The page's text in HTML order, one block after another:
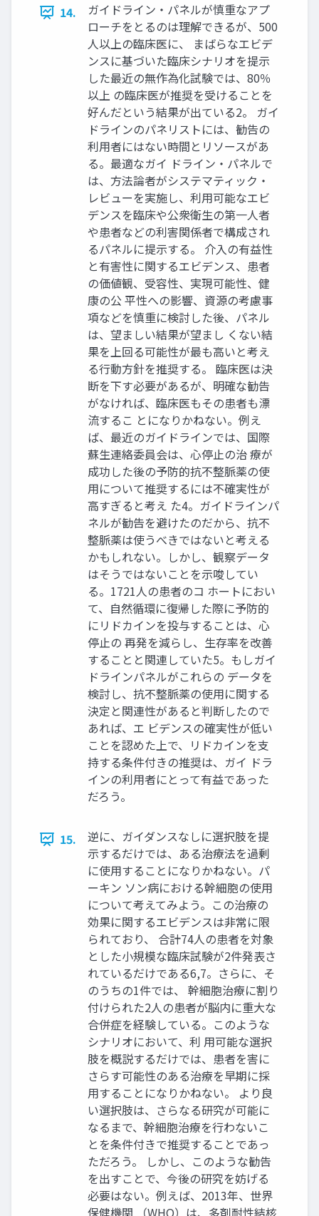
14.
ガイドライン・パネルが慎重なアプ
ローチをとるのは理解できるが、500
人以上の臨床医に、 まばらなエビデ
ンスに基づいた臨床シナリオを提示
した最近の無作為化試験では、80％
以上 の臨床医が推奨を受けることを
好んだという結果が出ている2。 ガイ
ドラインのパネリストには、勧告の
利用者にはない時間とリソースがあ
る。最適なガイ ドライン・パネルで
は、方法論者がシステマティック・
レビューを実施し、利用可能なエビ
デンスを臨床や公衆衛生の第一人者
や患者などの利害関係者で構成され
るパネルに提示する。 介入の有益性
と有害性に関するエビデンス、患者
の価値観、受容性、実現可能性、健
康の公 平性への影響、資源の考慮事
項などを慎重に検討した後、パネル
は、望ましい結果が望まし くない結
果を上回る可能性が最も高いと考え
る行動方針を推奨する。 臨床医は決
断を下す必要があるが、明確な勧告
がなければ、臨床医もその患者も漂
流するこ とになりかねない。例え
ば、最近のガイドラインでは、国際
蘇生連絡委員会は、心停止の治 療が
成功した後の予防的抗不整脈薬の使
用について推奨するには不確実性が
高すぎると考え た4。ガイドラインパ
ネルが勧告を避けたのだから、抗不
整脈薬は使うべきではないと考える
かもしれない。しかし、観察データ
はそうではないことを示唆してい
る。1721人の患者のコ ホートにおい
て、自然循環に復帰した際に予防的
にリドカインを投与することは、心
停止の 再発を減らし、生存率を改善
することと関連していた5。もしガイ
ドラインパネルがこれらの データを
検討し、抗不整脈薬の使用に関する
決定と関連性があると判断したので
あれば、エ ビデンスの確実性が低い
ことを認めた上で、リドカインを支
持する条件付きの推奨は、ガイ ドラ
インの利用者にとって有益であった
だろう。
15.
逆に、ガイダンスなしに選択肢を提
示するだけでは、ある治療法を過剰
に使用することになりかねない。パ
ーキン ソン病における幹細胞の使用
について考えてみよう。この治療の
効果に関するエビデンスは非常に限
られており、 合計74人の患者を対象
とした小規模な臨床試験が2件発表さ
れているだけである6,7。さらに、そ
のうちの1件では、 幹細胞治療に割り
付けられた2人の患者が脳内に重大な
合併症を経験している。このような
シナリオにおいて、利 用可能な選択
肢を概説するだけでは、患者を害に
さらす可能性のある治療を早期に採
用することになりかねない。 より良
い選択肢は、さらなる研究が可能に
なるまで、幹細胞治療を行わないこ
とを条件付きで推奨することであっ
ただろう。 しかし、このような勧告
を出すことで、今後の研究を妨げる
必要はない。例えば、2013年、世界
保健機関 （WHO）は、多剤耐性結核